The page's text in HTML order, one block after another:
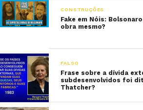
CONSTRUÇÕES
Fake em Nóis:
obra mesmo?
FALSO
Frase sobre a dívida
subdesenvolvidos foi
Thatcher?